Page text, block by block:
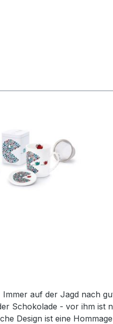
Schokolade - vor ihm ist
Design ist eine